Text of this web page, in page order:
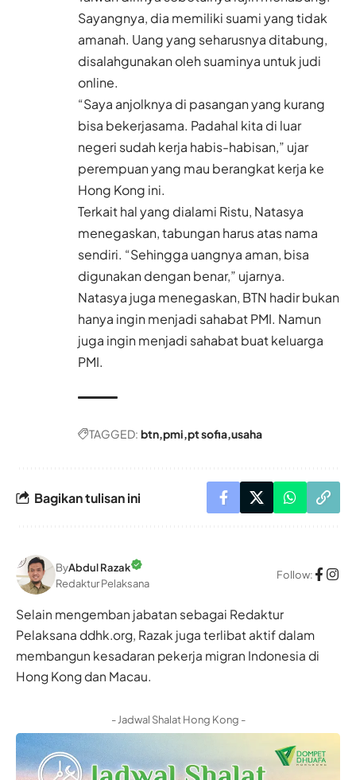
Sayangnya, dia memiliki suami yang tidak
amanah. Uang yang seharusnya ditabung,
disalahgunakan oleh suaminya untuk judi
online.
“Saya anjolknya di pasangan yang kurang
bisa bekerjasama. Padahal kita di luar
negeri sudah kerja habis-habisan,” ujar
perempuan yang mau berangkat kerja ke
Hong Kong ini.
Terkait hal yang dialami Ristu, Natasya
menegaskan, tabungan harus atas nama
sendiri. “Sehingga uangnya aman, bisa
digunakan dengan benar,” ujarnya.
Natasya juga menegaskan, BTN hadir bukan
hanya ingin menjadi sahabat PMI. Namun
juga ingin menjadi sahabat buat keluarga
PMI.
TAGGED: btn pmi pt sofia usaha
Bagikan tulisan ini
ByAbdul Razak
Redaktur Pelaksana
Follow:
Selain mengemban jabatan sebagai Redaktur
Pelaksana ddhk.org, Razak juga terlibat aktif dalam
membangun kesadaran pekerja migran Indonesia di
Hong Kong dan Macau.
- Jadwal Shalat Hong Kong -